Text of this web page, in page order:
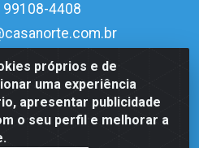
próprios e de
uma experiência
apresentar publicidade
o seu perfil e melhorar a
99108-4408
Mário Câmara, 1815 -
RN - CEP 59054-600 - CNPJ
0001-51